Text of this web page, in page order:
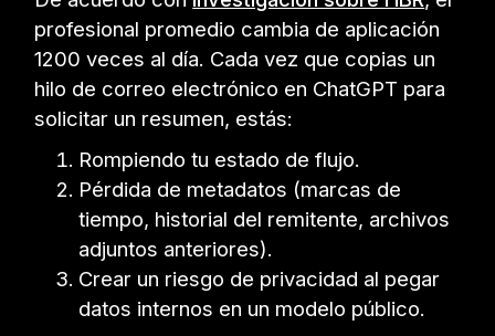
profesional promedio cambia de aplicación
1200 veces al día. Cada vez que copias un
hilo de correo electrónico en ChatGPT para
solicitar un resumen, estás:
Rompiendo tu estado de flujo.
Pérdida de metadatos (marcas de
tiempo, historial del remitente, archivos
adjuntos anteriores).
Crear un riesgo de privacidad al pegar
datos internos en un modelo público.